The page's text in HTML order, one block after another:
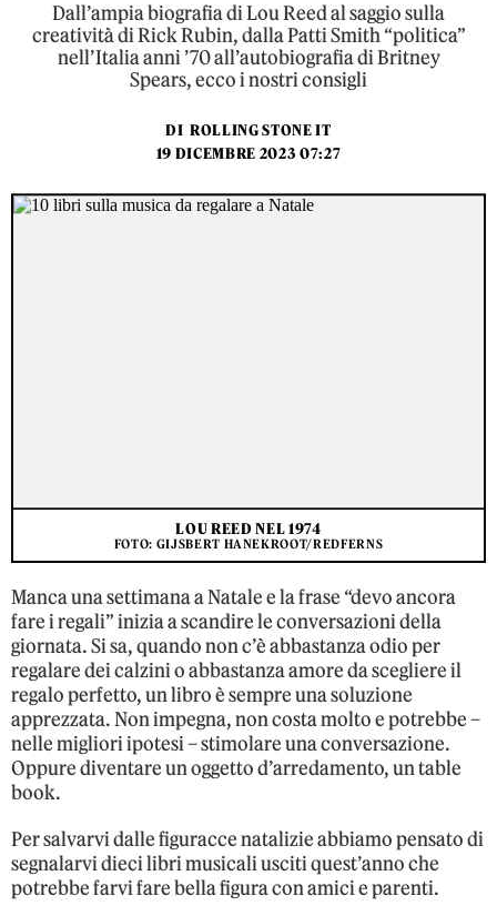
Dall’ampia biografia di Lou Reed al saggio sulla
creatività di Rick Rubin, dalla Patti Smith “politica”
nell’Italia anni ’70 all’autobiografia di Britney
Spears, ecco i nostri consigli
DI ROLLING STONE IT
19 DICEMBRE 2023 07:27
LOU REED NEL 1974
FOTO: GIJSBERT HANEKROOT/REDFERNS
Manca una settimana a Natale e la frase “devo ancora
fare i regali” inizia a scandire le conversazioni della
giornata. Si sa, quando non c’è abbastanza odio per
regalare dei calzini o abbastanza amore da scegliere il
regalo perfetto, un libro è sempre una soluzione
apprezzata. Non impegna, non costa molto e potrebbe –
nelle migliori ipotesi – stimolare una conversazione.
Oppure diventare un oggetto d’arredamento, un table
book.
Per salvarvi dalle figuracce natalizie abbiamo pensato di
segnalarvi dieci libri musicali usciti quest’anno che
potrebbe farvi fare bella figura con amici e parenti.